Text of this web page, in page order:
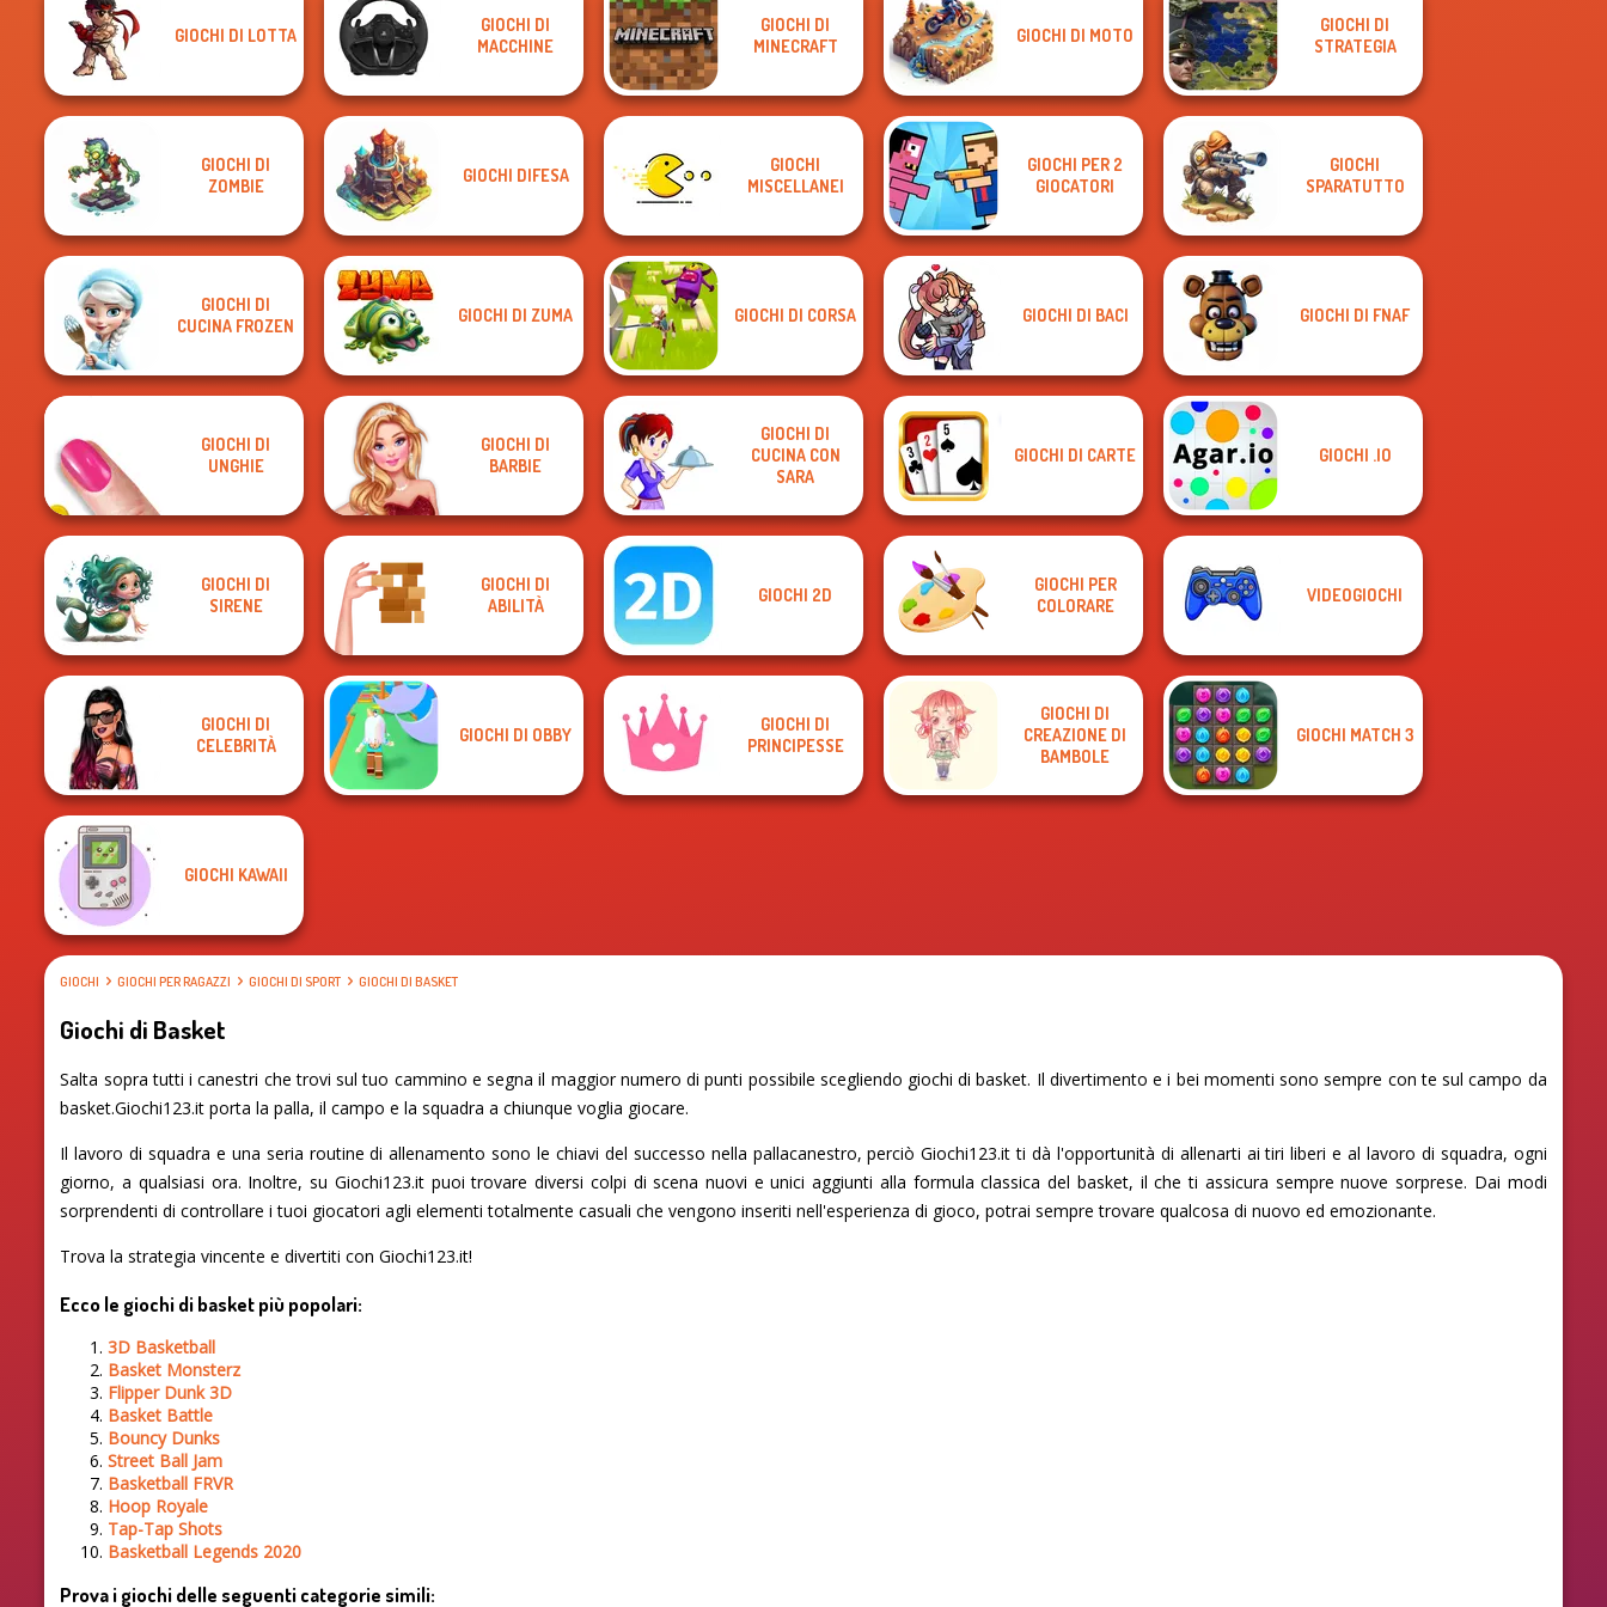
GIOCHI DI LOTTA
GIOCHI DI
MACCHINE
GIOCHI DI
MINECRAFT
GIOCHI DI MOTO
GIOCHI DI
STRATEGIA
GIOCHI DI
ZOMBIE
GIOCHI DIFESA
GIOCHI
MISCELLANEI
GIOCHI PER 2
GIOCATORI
GIOCHI
SPARATUTTO
GIOCHI DI
CUCINA FROZEN
GIOCHI DI ZUMA GIOCHI DI CORSA GIOCHI DI BACI GIOCHI DI FNAF
GIOCHI DI
UNGHIE
GIOCHI DI
BARBIE
GIOCHI DI
CUCINA CON
SARA
GIOCHI DI CARTE GIOCHI .IO
GIOCHI DI
SIRENE
GIOCHI DI
ABILITÀ
GIOCHI 2D
GIOCHI PER
COLORARE
VIDEOGIOCHI
GIOCHI DI
CELEBRITÀ
GIOCHI DI OBBY
GIOCHI DI
PRINCIPESSE
GIOCHI DI
CREAZIONE DI
BAMBOLE
GIOCHI MATCH 3
GIOCHI KAWAII
GIOCHI GIOCHI PER RAGAZZI GIOCHI DI SPORT GIOCHI DI BASKET
Giochi di Basket
Salta sopra tutti i canestri che trovi sul tuo cammino e segna il maggior numero di punti possibile scegliendo giochi di basket. Il divertimento e i bei momenti sono sempre con te sul campo da
basket.Giochi123.it porta la palla, il campo e la squadra a chiunque voglia giocare.
Il lavoro di squadra e una seria routine di allenamento sono le chiavi del successo nella pallacanestro, perciò Giochi123.it ti dà l'opportunità di allenarti ai tiri liberi e al lavoro di squadra, ogni
giorno, a qualsiasi ora. Inoltre, su Giochi123.it puoi trovare diversi colpi di scena nuovi e unici aggiunti alla formula classica del basket, il che ti assicura sempre nuove sorprese. Dai modi
sorprendenti di controllare i tuoi giocatori agli elementi totalmente casuali che vengono inseriti nell'esperienza di gioco, potrai sempre trovare qualcosa di nuovo ed emozionante.
Trova la strategia vincente e divertiti con Giochi123.it!
Ecco le giochi di basket più popolari:
3D Basketball
Basket Monsterz
Flipper Dunk 3D
Basket Battle
Bouncy Dunks
Street Ball Jam
Basketball FRVR
Hoop Royale
Tap-Tap Shots
Basketball Legends 2020
Prova i giochi delle seguenti categorie simili: